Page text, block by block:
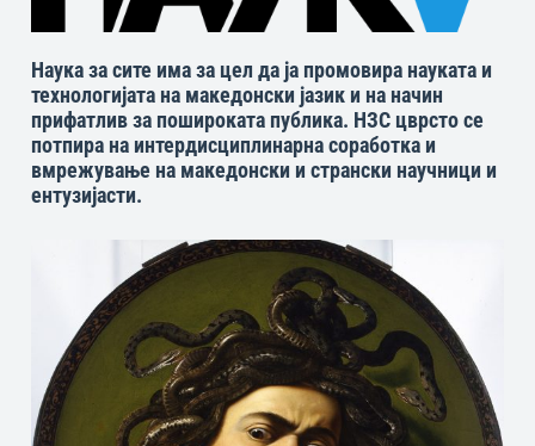
Наука за сите има за цел да ја промовира науката и
технологијата на македонски јазик и на начин
прифатлив за пошироката публика. НЗС цврсто се
потпира на интердисциплинарна соработка и
вмрежување на македонски и странски научници и
ентузијасти.